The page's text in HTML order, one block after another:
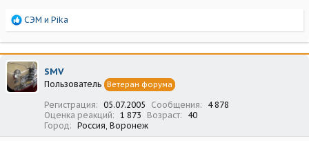
Р
а
к
ц
и
и
СЭМ и Pika
SMV
Пользователь Ветеран форума
Регистрация 05.07.2005 Сообщения
4 878
Оценка реакций
1 873 Возраст
40
Город
Россия, Воронеж